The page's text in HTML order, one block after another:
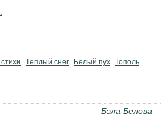
Тёплый снег Белый пух Тополь
Бэла Белова